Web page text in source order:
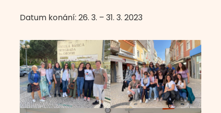
Datum konání: 26. 3. – 31. 3. 2023